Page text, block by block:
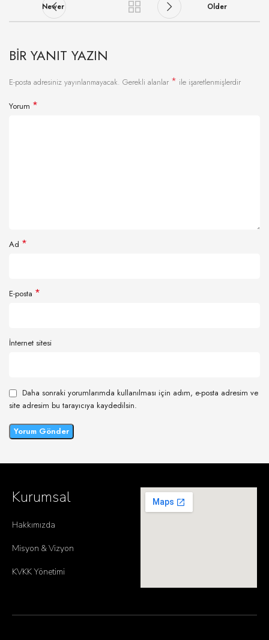
Newer Older
BIR YANIT YAZIN
E-posta adresiniz yayınlanmayacak. Gerekli alanlar * ile işaretlenmişlerdir
Yorum *
Ad *
E-posta *
İnternet sitesi
Daha sonraki yorumlarımda kullanılması için adım, e-posta adresim ve
site adresim bu tarayıcıya kaydedilsin.
Kurumsal
Hakkımızda
Misyon & Vizyon
KVKK Yönetimi